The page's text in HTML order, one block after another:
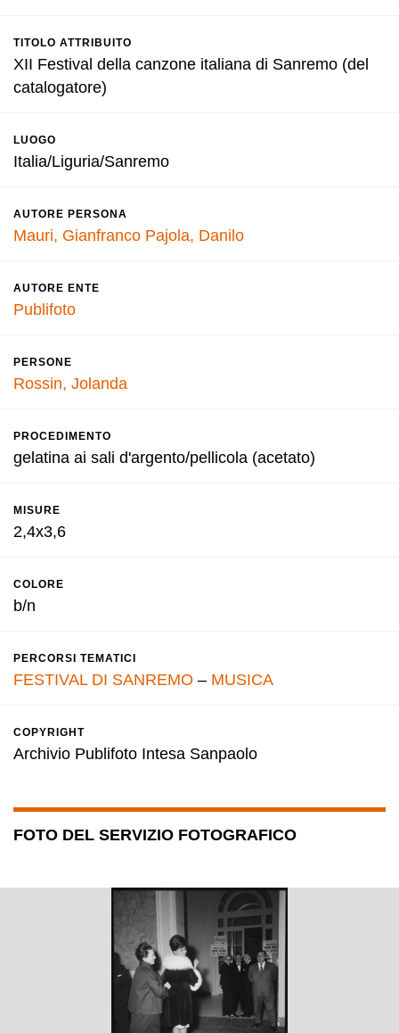
TITOLO ATTRIBUITO
XII Festival della canzone italiana di Sanremo (del
catalogatore)
LUOGO
Italia/Liguria/Sanremo
AUTORE PERSONA
Mauri, Gianfranco Pajola, Danilo
AUTORE ENTE
Publifoto
PERSONE
Rossin, Jolanda
PROCEDIMENTO
gelatina ai sali d'argento/pellicola (acetato)
MISURE
2,4x3,6
COLORE
b/n
PERCORSI TEMATICI
FESTIVAL DI SANREMO – MUSICA
COPYRIGHT
Archivio Publifoto Intesa Sanpaolo
FOTO DEL SERVIZIO FOTOGRAFICO